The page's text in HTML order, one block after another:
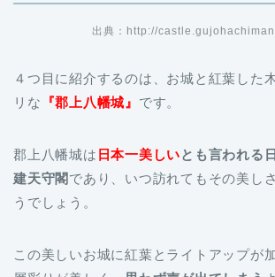
出典：http://
４つ目に紹介するのは、お城と紅葉した
リな 『郡上八幡城』 です。
郡上八幡城は 日本一美しいとも言われる
建天守閣 であり、いつ訪れてもその美し
うでしょう。
この美しいお城に紅葉とライトアップが